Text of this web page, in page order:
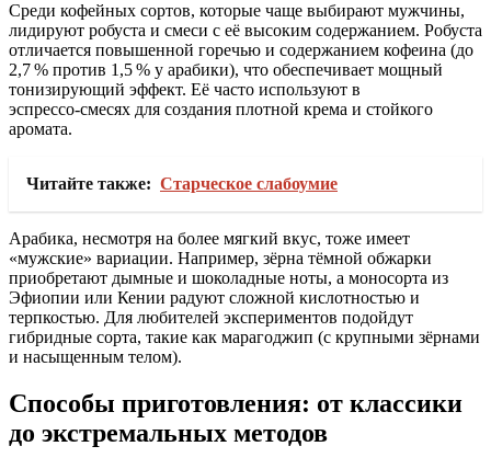
Среди кофейных сортов, которые чаще выбирают мужчины,
лидируют робуста и смеси с её высоким содержанием. Робуста
отличается повышенной горечью и содержанием кофеина (до
2,7 % против 1,5 % у арабики), что обеспечивает мощный
тонизирующий эффект. Её часто используют в
эспрессо‑смесях для создания плотной крема и стойкого
аромата.
Читайте также: Старческое слабоумие
Арабика, несмотря на более мягкий вкус, тоже имеет
«мужские» вариации. Например, зёрна тёмной обжарки
приобретают дымные и шоколадные ноты, а моносорта из
Эфиопии или Кении радуют сложной кислотностью и
терпкостью. Для любителей экспериментов подойдут
гибридные сорта, такие как марагоджип (с крупными зёрнами
и насыщенным телом).
Способы приготовления: от классики
до экстремальных методов